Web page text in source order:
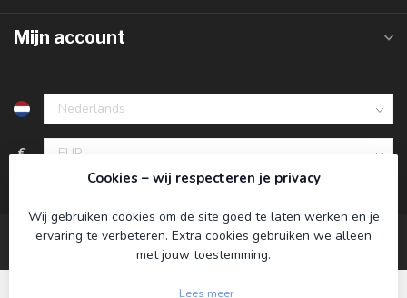
Mijn account
€
Cookies – wij respecteren je privacy
Wij gebruiken cookies om de site goed te laten werken en je
ervaring te verbeteren. Extra cookies gebruiken we alleen
met jouw toestemming.
Lees meer